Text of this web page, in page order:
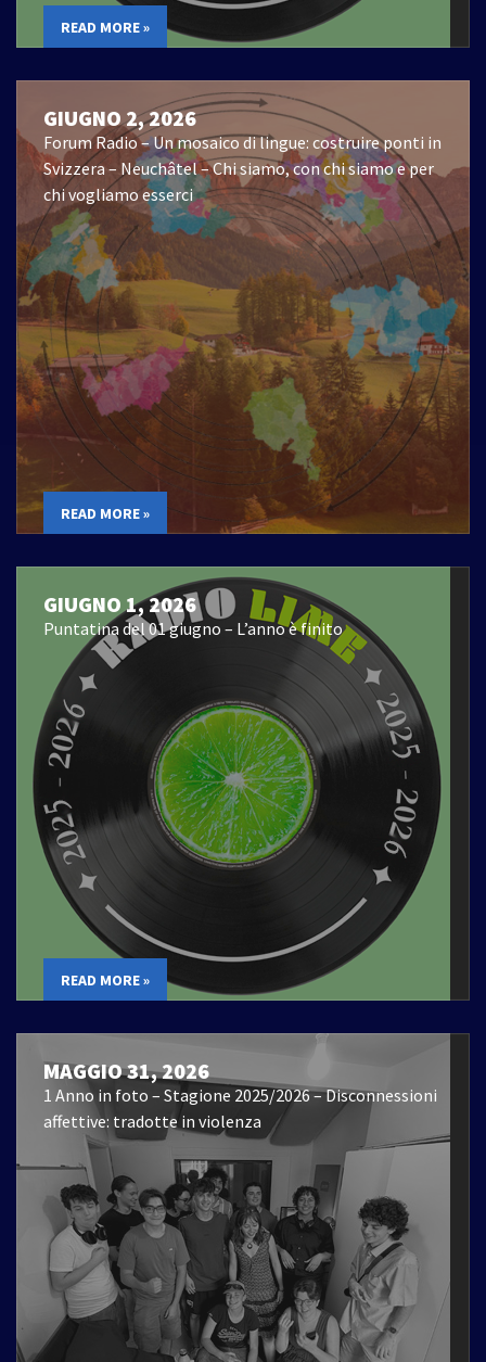
READ MORE »
GIUGNO 2, 2026
Forum Radio – Un mosaico di lingue: costruire ponti in
Svizzera – Neuchâtel – Chi siamo, con chi siamo e per
chi vogliamo esserci
READ MORE »
GIUGNO 1, 2026
Puntatina del 01 giugno – L’anno è finito
READ MORE »
MAGGIO 31, 2026
1 Anno in foto – Stagione 2025/2026 – Disconnessioni
affettive: tradotte in violenza